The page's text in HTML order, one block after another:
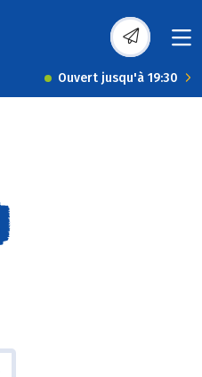
Ouvert jusqu'à 19:30